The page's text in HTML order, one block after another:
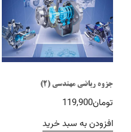
جزوه ریاضی مهندسی (2)
تومان119,900
افزودن به سبد خرید